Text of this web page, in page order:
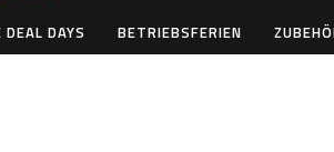
DAYS
BETRIEBSFERIEN